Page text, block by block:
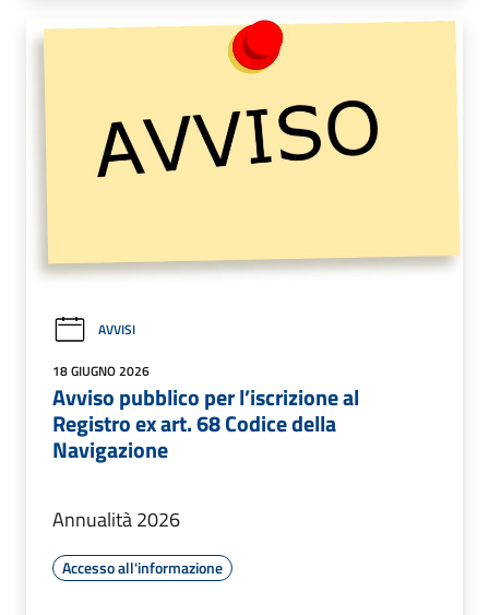
AVVISI
18 GIUGNO 2026
Avviso pubblico per l’iscrizione al
Registro ex art. 68 Codice della
Navigazione
Annualità 2026
Accesso all'informazione